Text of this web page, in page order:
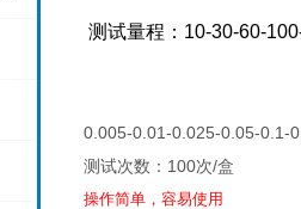
测试量程：10-30-60-
0.005-0.01-0.025-0.05-0.1-
测试次数：100次/盒
操作简单，容易使用